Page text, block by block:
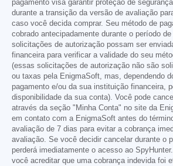
pagamento visa garantir proteção de
durante a transição da versão de avaliação
caso você decida comprar. Seu método de
cobrado antecipadamente durante o período
solicitações de autorização possam ser
financeira para verificar a validade do seu
(essas solicitações de autorização não são
ou taxas pela EnigmaSoft, mas, dependendo
pagamento e/ou da sua instituição financeira,
disponibilidade da sua conta). Você pode
através da seção "Minha Conta" no site da
em contato com a EnigmaSoft antes do
avaliação de 7 dias para evitar a cobrança
avaliação. Se você decidir cancelar durante o
perderá imediatamente o acesso ao
você acreditar que uma cobrança indevida foi